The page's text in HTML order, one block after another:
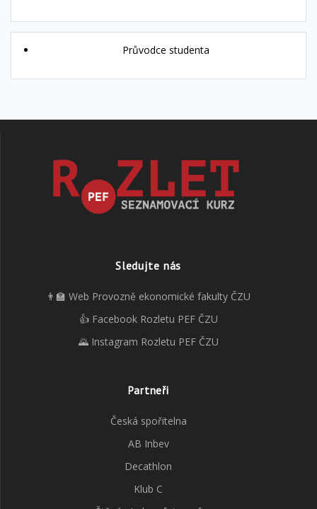
Průvodce studenta
Sledujte nás
👨‍🏫 Web Provozně ekonomické fakulty ČZU
👍 Facebook Rozletu PEF ČZU
🌄 Instagram Rozletu PEF ČZU
Partneři
Česká spořitelna
AB Inbev
Decathlon
Klub C